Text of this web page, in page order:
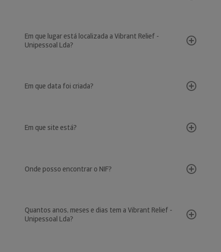
Em que lugar está localizada a Vibrant Relief -
Unipessoal Lda?
Em que data foi criada?
Em que site está?
Onde posso encontrar o NIF?
Quantos anos, meses e dias tem a Vibrant Relief -
Unipessoal Lda?